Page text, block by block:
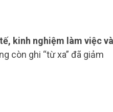
kinh nghiệm làm việc và
còn ghi “từ xa” đã giảm